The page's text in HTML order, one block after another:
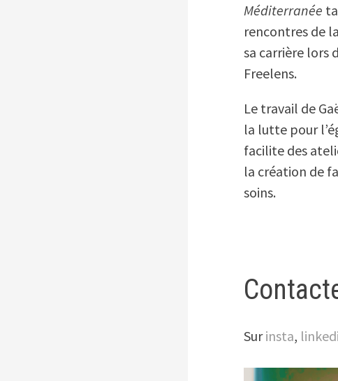
Méditerranée
rencontres de
sa carrière lors
Freelens.
Le travail de
la lutte pour
facilite des
la création de
soins.
Surinsta,